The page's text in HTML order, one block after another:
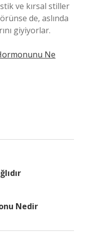
ve kırsal stiller
de, aslında
giyiyorlar.
Ne
Nedir